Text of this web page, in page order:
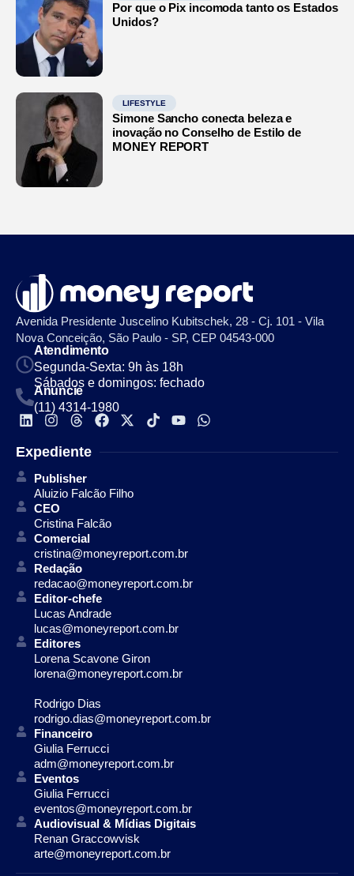
Por que o Pix incomoda tanto os Estados
Unidos?
LIFESTYLE
Simone Sancho conecta beleza e
inovação no Conselho de Estilo de
MONEY REPORT
Avenida Presidente Juscelino Kubitschek, 28 - Cj. 101 - Vila
Nova Conceição, São Paulo - SP, CEP 04543-000
Atendimento
Segunda-Sexta: 9h às 18h
Sábados e domingos: fechado
Anuncie
(11) 4314-1980
Expediente
Publisher
Aluizio Falcão Filho
CEO
Cristina Falcão
Comercial
cristina@moneyreport.com.br
Redação
redacao@moneyreport.com.br
Editor-chefe
Lucas Andrade
lucas@moneyreport.com.br
Editores
Lorena Scavone Giron
lorena@moneyreport.com.br
Rodrigo Dias
rodrigo.dias@moneyreport.com.br
Financeiro
Giulia Ferrucci
adm@moneyreport.com.br
Eventos
Giulia Ferrucci
eventos@moneyreport.com.br
Audiovisual & Mídias Digitais
Renan Graccowvisk
arte@moneyreport.com.br